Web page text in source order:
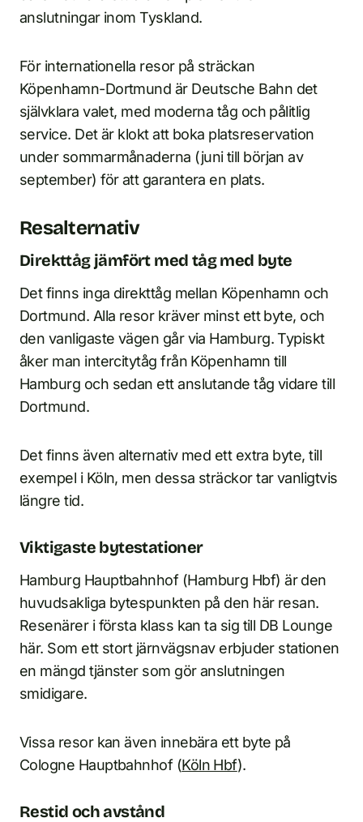
anslutningar inom Tyskland.
För internationella resor på sträckan
Köpenhamn-Dortmund är Deutsche Bahn det
självklara valet, med moderna tåg och pålitlig
service. Det är klokt att boka platsreservation
under sommarmånaderna (juni till början av
september) för att garantera en plats.
Resalternativ
Direkttåg jämfört med tåg med byte
Det finns inga direkttåg mellan Köpenhamn och
Dortmund. Alla resor kräver minst ett byte, och
den vanligaste vägen går via Hamburg. Typiskt
åker man intercitytåg från Köpenhamn till
Hamburg och sedan ett anslutande tåg vidare till
Dortmund.
Det finns även alternativ med ett extra byte, till
exempel i Köln, men dessa sträckor tar vanligtvis
längre tid.
Viktigaste bytestationer
Hamburg Hauptbahnhof (Hamburg Hbf) är den
huvudsakliga bytespunkten på den här resan.
Resenärer i första klass kan ta sig till DB Lounge
här. Som ett stort järnvägsnav erbjuder stationen
en mängd tjänster som gör anslutningen
smidigare.
Vissa resor kan även innebära ett byte på
Cologne Hauptbahnhof (Köln Hbf).
Restid och avstånd